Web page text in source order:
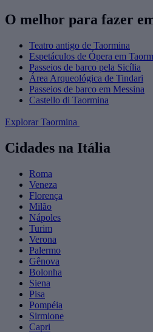
O melhor para fazer
Teatro antigo de Taormina
Espetáculos de Ópera em
Passeios de barco pela Sicília
Área Arqueológica de Tindari
Passeios de barco em Messina
Castello di Taormina
Explorar Taormina
Cidades na Itália
Roma
Veneza
Florença
Milão
Nápoles
Turim
Verona
Palermo
Gênova
Bolonha
Siena
Pisa
Pompéia
Sirmione
Capri